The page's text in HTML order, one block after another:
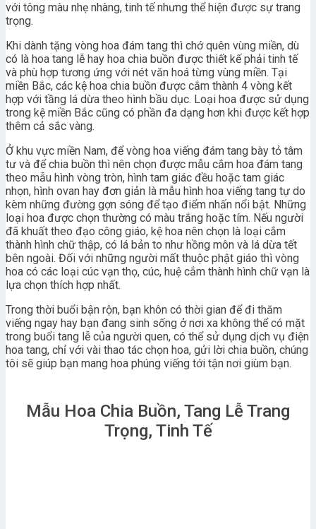
với tông màu nhẹ nhàng, tinh tế nhưng thể hiện được sự trang
trọng.
Khi dành tặng vòng hoa đám tang thì chớ quên vùng miền, dù
có là hoa tang lễ hay hoa chia buồn được thiết kế phải tinh tế
và phù hợp tương ứng với nét văn hoá từng vùng miền. Tại
miền Bắc, các kệ hoa chia buồn được cắm thành 4 vòng kết
hợp với tầng lá dừa theo hình bầu dục. Loại hoa được sử dụng
trong kệ miền Bắc cũng có phần đa dạng hơn khi được kết hợp
thêm cả sắc vàng.
Ở khu vực miền Nam, để vòng hoa viếng đám tang bày tỏ tâm
tư và để chia buồn thì nên chọn được mẫu cắm hoa đám tang
theo mẫu hình vòng tròn, hình tam giác đều hoặc tam giác
nhọn, hình ovan hay đơn giản là mẫu hình hoa viếng tang tự do
kèm những đường gợn sóng để tạo điểm nhấn nổi bật. Những
loại hoa được chọn thường có màu trắng hoặc tím. Nếu người
đã khuất theo đạo công giáo, kệ hoa nên chọn là loại cắm
thành hình chữ thập, có lá bản to như hồng môn và lá dừa tết
bên ngoài. Đối với những người mất thuộc phật giáo thì vòng
hoa có các loại cúc vạn thọ, cúc, huệ cắm thành hình chữ vạn là
lựa chọn thích hợp nhất.
Trong thời buổi bận rộn, bạn khôn có thời gian để đi thăm
viếng ngay hay bạn đang sinh sống ở nơi xa không thể có mặt
trong buổi tang lễ của người quen, có thể sử dụng dịch vụ điện
hoa tang, chỉ với vài thao tác chọn hoa, gửi lời chia buồn, chúng
tôi sẽ giúp bạn mang hoa phúng viếng tới tận nơi giùm bạn.
Mẫu Hoa Chia Buồn, Tang Lễ Trang
Trọng, Tinh Tế